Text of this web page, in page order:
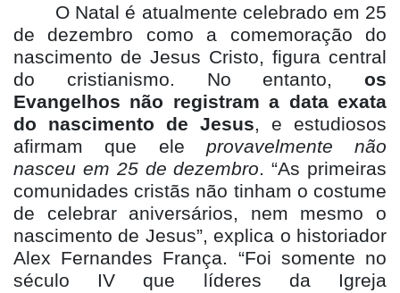
O Natal é atualmente celebrado em 25
de dezembro como a comemoração do
nascimento de Jesus Cristo, figura central
do cristianismo. No entanto, os
Evangelhos não registram a data exata
do nascimento de Jesus, e estudiosos
afirmam que ele provavelmente não
nasceu em 25 de dezembro. “As primeiras
comunidades cristãs não tinham o costume
de celebrar aniversários, nem mesmo o
nascimento de Jesus”, explica o historiador
Alex Fernandes França. “Foi somente no
século IV que líderes da Igreja